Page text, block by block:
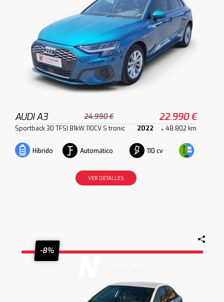
AUDI A3 24.990 € 22.990 €
Sportback 30 TFSI 81kW 110CV S tronic 2022 48.802 km
Híbrido Automático 110 cv
VER DETALLES
-8%